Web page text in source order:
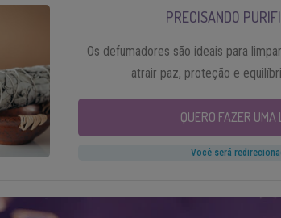
PRECISANDO
Os defumadores são ideais para
atrair paz, proteção e
QUERO FAZER UMA
Você será